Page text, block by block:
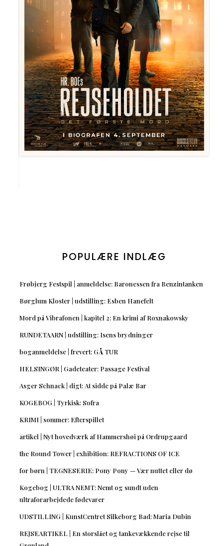
POPULÆRE INDLÆG
Frøbjerg Festspil | anmeldelse: Baronessen fra Benzintanken
Børglum Kloster | udstilling: Esben Hanefelt
Mord på Vibrafonen | kapitel 2: En krimi af Roxnakowsky
RUNDETAARN | udstilling: Isens brydninger
boganmeldelse | frevert: GÅ TUR
HELSINGØR | Gadeteater: Passage Festival
Asger Schnack | digt: At sidde på Palæ Bar
KOGEBOG | Tyrkisk: Sofra
KRIMI | sommer: Efterspillet
artikel | Nyt hovedværk af Hammershøi på Ordrupgaard
the Round Tower | exhibition: REFRACTIONS OF ICE
for børn | TEGNESERIE: Pony Pony — Vær nuttet eller dø
Kogebog | ULTRA NEMT: Nemt og sundt uden
ultraforarbejdede fødevarer
UDSTILLING | KunstCentret Silkeborg Bad: Maria Dubin
REJSEARTIKEL | En storslået og tankevækkende rejse til